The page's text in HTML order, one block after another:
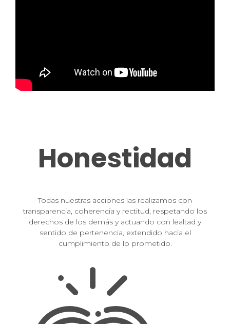
Honestidad
Todas nuestras acciones las realizamos con
transparencia, coherencia y rectitud, respetando los
derechos de los demás y actuando con lealtad y
sentido de pertenencia, extendido hacia el
cumplimiento de lo prometido.